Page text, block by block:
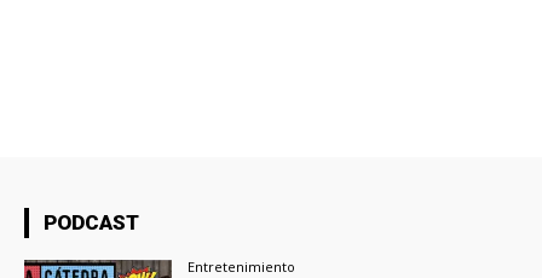
PODCAST
Entretenimiento